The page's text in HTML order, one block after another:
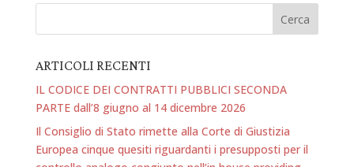
ARTICOLI RECENTI
IL CODICE DEI CONTRATTI PUBBLICI SECONDA
PARTE dall’8 giugno al 14 dicembre 2026
Il Consiglio di Stato rimette alla Corte di Giustizia
Europea cinque quesiti riguardanti i presupposti per il